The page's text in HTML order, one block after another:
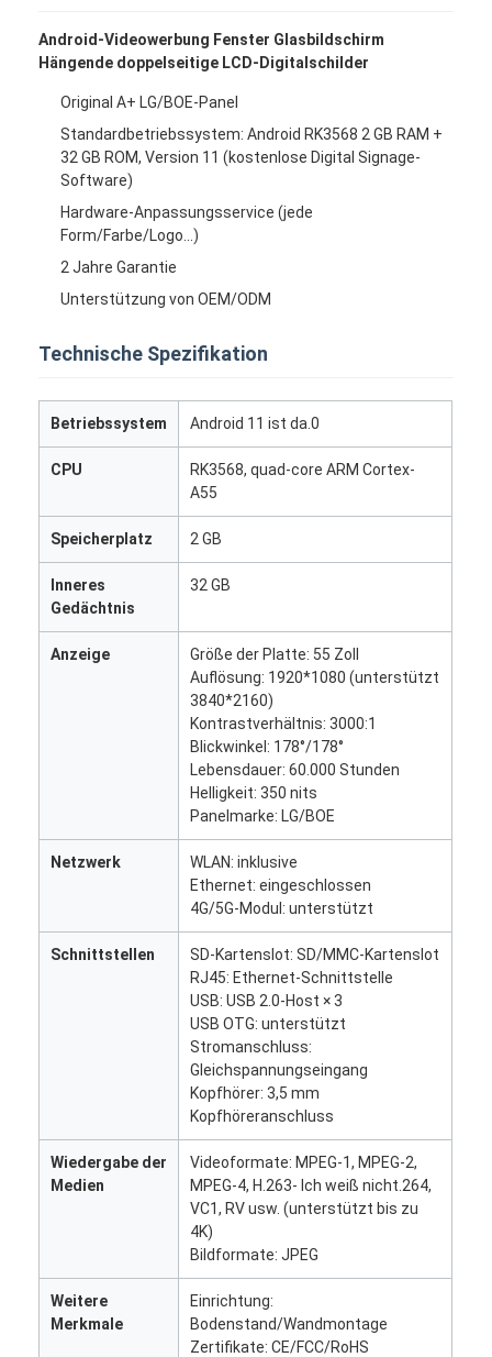
Über uns
Werksbesichtigung
Qualitätskontrolle
Kontaktieren Sie uns
Neuigkeiten
Fälle
Plaudern Sie Jetzt
Digitale LCD-Signatur für Innenräume
Android-Videowerbung Fenster Glasbildschirm
Hängende doppelseitige LCD-Digitalschilder
Original A+ LG/BOE-Panel
Standardbetriebssystem: Android RK3568 2 GB RAM +
32 GB ROM, Version 11 (kostenlose Digital Signage-
Software)
Hardware-Anpassungsservice (jede
Form/Farbe/Logo...)
2 Jahre Garantie
Unterstützung von OEM/ODM
Technische Spezifikation
Betriebssystem Android 11 ist da.0
CPU
RK3568, quad-core ARM Cortex-
A55
Speicherplatz 2 GB
Inneres
Gedächtnis
32 GB
Anzeige
Größe der Platte: 55 Zoll
Auflösung: 1920*1080 (unterstützt
3840*2160)
Kontrastverhältnis: 3000:1
Blickwinkel: 178°/178°
Lebensdauer: 60.000 Stunden
Helligkeit: 350 nits
Panelmarke: LG/BOE
Netzwerk
WLAN: inklusive
Ethernet: eingeschlossen
4G/5G-Modul: unterstützt
Schnittstellen
SD-Kartenslot: SD/MMC-Kartenslot
RJ45: Ethernet-Schnittstelle
USB: USB 2.0-Host × 3
USB OTG: unterstützt
Stromanschluss:
Gleichspannungseingang
Kopfhörer: 3,5 mm
Kopfhöreranschluss
Wiedergabe der
Medien
Videoformate: MPEG-1, MPEG-2,
MPEG-4, H.263- Ich weiß nicht.264,
VC1, RV usw. (unterstützt bis zu
4K)
Bildformate: JPEG
Weitere
Merkmale
Einrichtung:
Bodenstand/Wandmontage
Zertifikate: CE/FCC/RoHS